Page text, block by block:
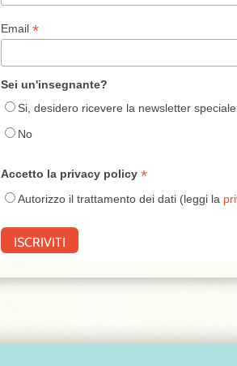
Email*
Sei un'insegnante?
Si, desidero ricevere la newsletter
No
Accetto la privacy policy*
Autorizzo il trattamento dei dati (leggi la